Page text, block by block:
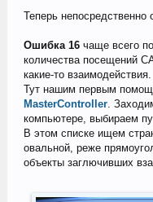
Теперь непосредственно
Ошибка 16 чаще всего
количества посещений
какие-то взаимодействия.
Тут нашим первым
MasterController.
компьютере, выбираем
В этом списке ищем
овальной, реже
объекты заглючивших